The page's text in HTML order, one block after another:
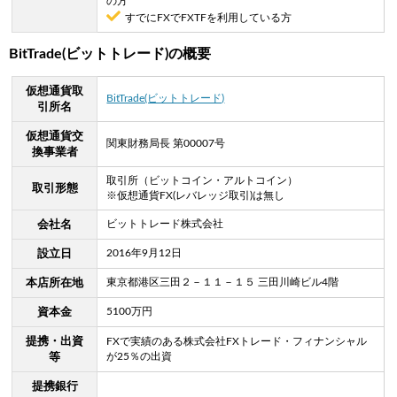
すでにFXでFXTFを利用している方
BitTrade(ビットトレード)の概要
仮想通貨取
引所名
BitTrade(ビットトレード)
仮想通貨交
換事業者
関東財務局長 第00007号
取引形態
取引所（ビットコイン・アルトコイン）
※仮想通貨FX(レバレッジ取引)は無し
会社名 ビットトレード株式会社
設立日 2016年9月12日
本店所在地 東京都港区三田２－１１－１５ 三田川崎ビル4階
資本金 5100万円
提携・出資
等
FXで実績のある株式会社FXトレード・フィナンシャル
が25％の出資
提携銀行